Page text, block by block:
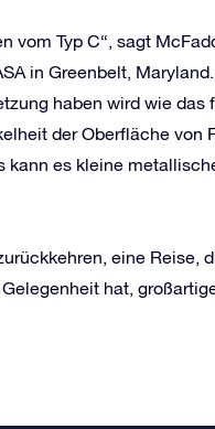
vom Typ C“, sagt
in Greenbelt,
haben wird wie das
der Oberfläche von
kann es kleine
eine Reise,
hat,